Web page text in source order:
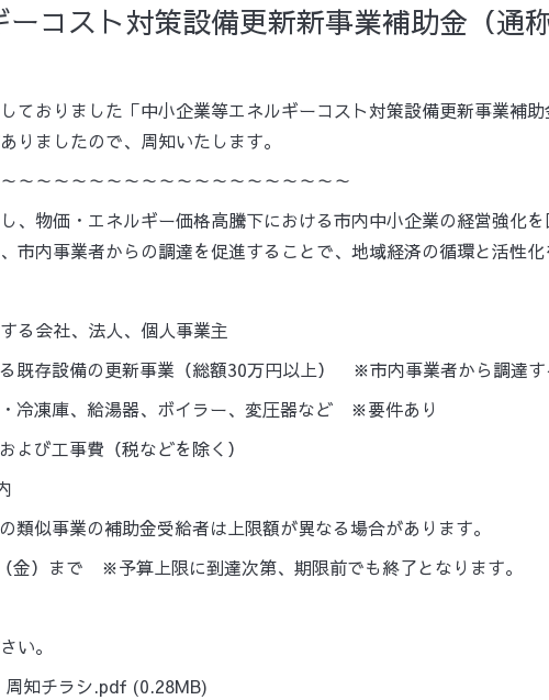
ーコスト対策設備更新新事業補助金（
ておりました「中小企業等エネルギーコスト対策設備更新事業補
りましたので、周知いたします。
～～～～～～～～～～～～～～～～～～～
、物価・エネルギー価格高騰下における市内中小企業の経営強化
市内事業者からの調達を促進することで、地域経済の循環と活性
る会社、法人、個人事業主
既存設備の更新事業（総額30万円以上） ※市内事業者から調達
冷凍庫、給湯器、ボイラー、変圧器など ※要件あり
よび工事費（税などを除く）
似事業の補助金受給者は上限額が異なる場合があります。
金）まで ※予算上限に到達次第、期限前でも終了となります。
い。
知チラシ.pdf (0.28MB)